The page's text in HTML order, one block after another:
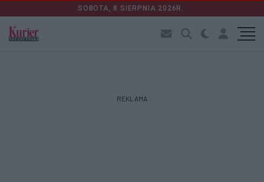
SOBOTA, 8 SIERPNIA 2026R.
REKLAMA